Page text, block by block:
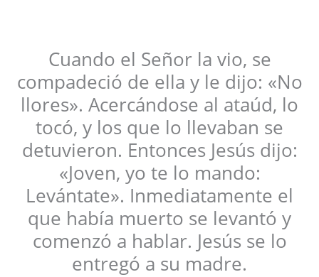
Cuando el Señor la vio, se
compadeció de ella y le dijo: «No
llores». Acercándose al ataúd, lo
tocó, y los que lo llevaban se
detuvieron. Entonces Jesús dijo:
«Joven, yo te lo mando:
Levántate». Inmediatamente el
que había muerto se levantó y
comenzó a hablar. Jesús se lo
entregó a su madre.